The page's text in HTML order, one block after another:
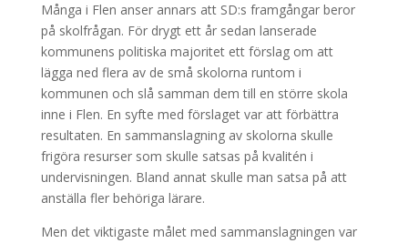
Många i Flen anser annars att SD:s framgångar beror
på skolfrågan. För drygt ett år sedan lanserade
kommunens politiska majoritet ett förslag om att
lägga ned flera av de små skolorna runtom i
kommunen och slå samman dem till en större skola
inne i Flen. En syfte med förslaget var att förbättra
resultaten. En sammanslagning av skolorna skulle
frigöra resurser som skulle satsas på kvalitén i
undervisningen. Bland annat skulle man satsa på att
anställa fler behöriga lärare.
Men det viktigaste målet med sammanslagningen var